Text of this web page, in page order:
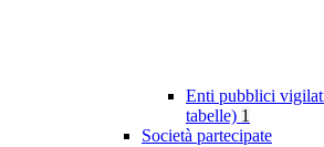
Enti pubblici
tabelle) 1
Società partecipate